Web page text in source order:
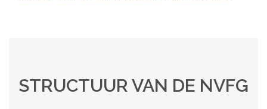
STRUCTUUR VAN DE NVFG